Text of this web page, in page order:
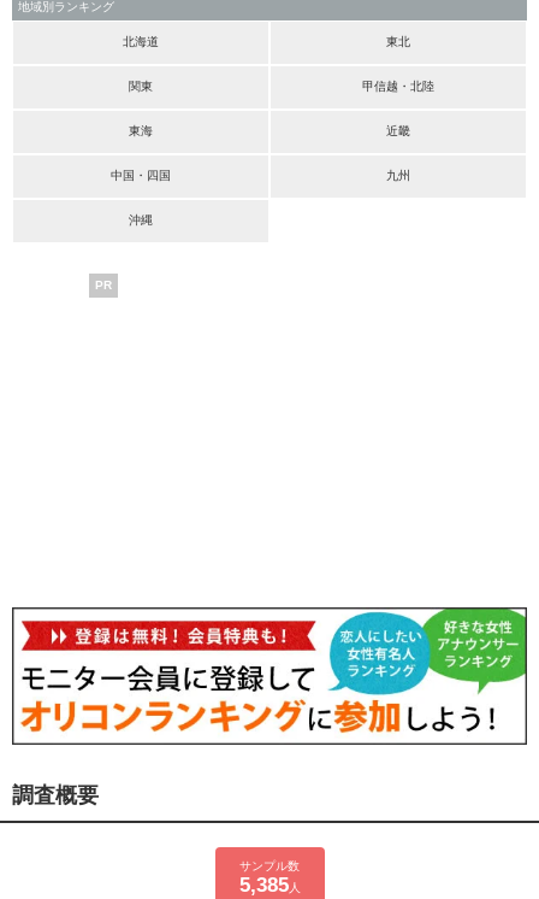
地域別ランキング
北海道 東北
関東 甲信越・北陸
東海 近畿
中国・四国 九州
沖縄
PR
調査概要
サンプル数
5,385人